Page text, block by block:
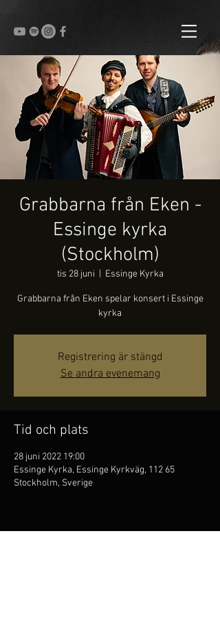
Grabbarna från Eken -
Essinge kyrka
(Stockholm)
tis 28 juni Essinge Kyrka
Grabbarna från Eken spelar konsert i Essinge
kyrka
Registrering är stängd
Se andra evenemang
Tid och plats
28 juni 2022 19:00
Essinge Kyrka, Essinge Kyrkväg, 112 65
Stockholm, Sverige